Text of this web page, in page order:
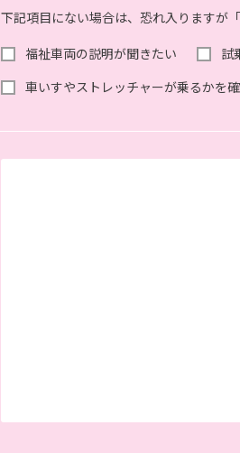
下記項目にない場合は、恐れ入りますが
福祉車両の説明が聞きたい
試
車いすやストレッチャーが乗るかを